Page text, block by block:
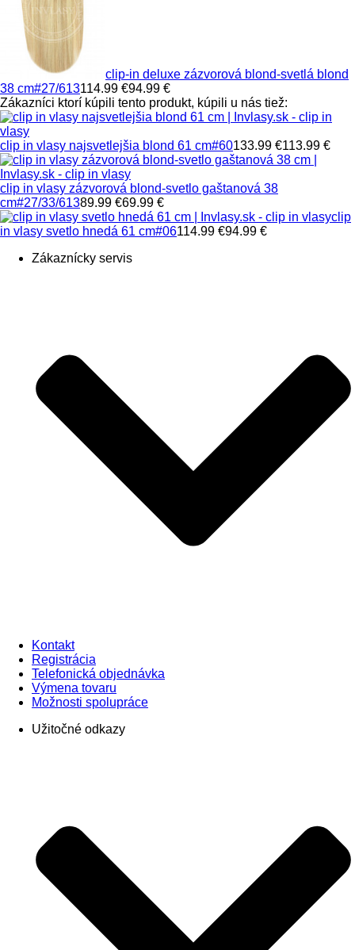
clip-in deluxe zázvorová blond-svetlá blond
38 cm#27/613114.99 €94.99 €
Zákazníci ktorí kúpili tento produkt, kúpili u nás tiež:
clip in vlasy najsvetlejšia blond 61 cm#60133.99 €113.99 €
clip in vlasy zázvorová blond-svetlo gaštanová 38
cm#27/33/61389.99 €69.99 €
clip
in vlasy svetlo hnedá 61 cm#06114.99 €94.99 €
Zákaznícky servis
Kontakt
Registrácia
Telefonická objednávka
Výmena tovaru
Možnosti spolupráce
Užitočné odkazy